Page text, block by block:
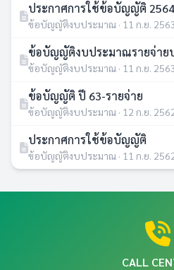
ประกาศการใช้ข้อบัญญัติ 2564
ข้อบัญญัติงบประมาณ · 11 ก.ย.
ข้อบัญญัติงบประมาณ · 11 ก.ย.
ข้อบัญญัติ ปี 63-รายจ่าย
ข้อบัญญัติงบประมาณ · 12 ก.ย.
ประกาศการใช้ข้อบัญญัติ
ข้อบัญญัติงบประมาณ · 11 ก.ย.
CALL